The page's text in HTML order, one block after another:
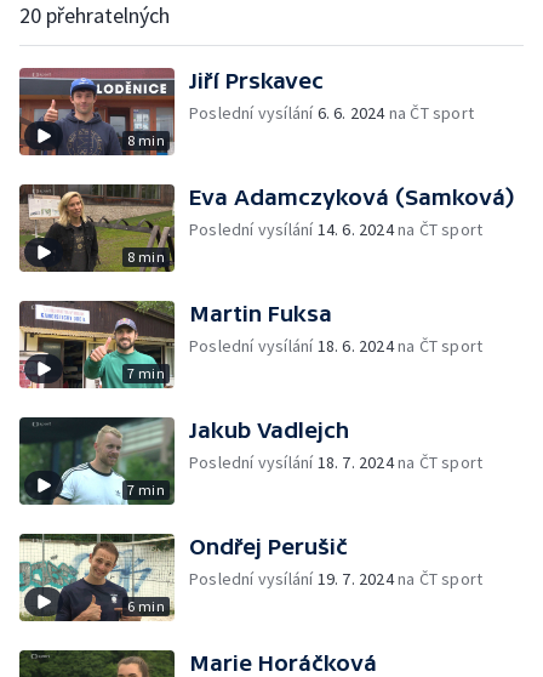
20 přehratelných
8 min
Jiří Prskavec
Poslední vysílání6. 6. 2024na ČT sport
8 min
Eva Adamczyková (Samková)
Poslední vysílání14. 6. 2024na ČT sport
7 min
Martin Fuksa
Poslední vysílání18. 6. 2024na ČT sport
7 min
Jakub Vadlejch
Poslední vysílání18. 7. 2024na ČT sport
6 min
Ondřej Perušič
Poslední vysílání19. 7. 2024na ČT sport
Marie Horáčková